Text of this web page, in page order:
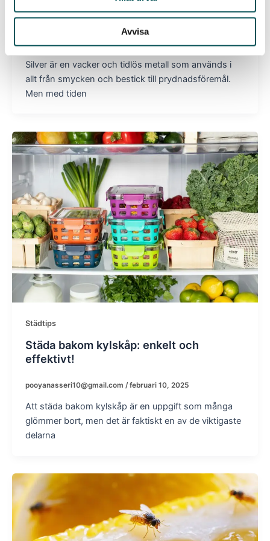
Avvisa
Så här gör du för att putsa silver på rätt
sätt!
pooyanasseri10@gmail.com/mars 19, 2025
Silver är en vacker och tidlös metall som används i
allt från smycken och bestick till prydnadsföremål.
Men med tiden
Städtips
Städa bakom kylskåp: enkelt och
effektivt!
pooyanasseri10@gmail.com /februari 10, 2025
Att städa bakom kylskåp är en uppgift som många
glömmer bort, men det är faktiskt en av de viktigaste
delarna